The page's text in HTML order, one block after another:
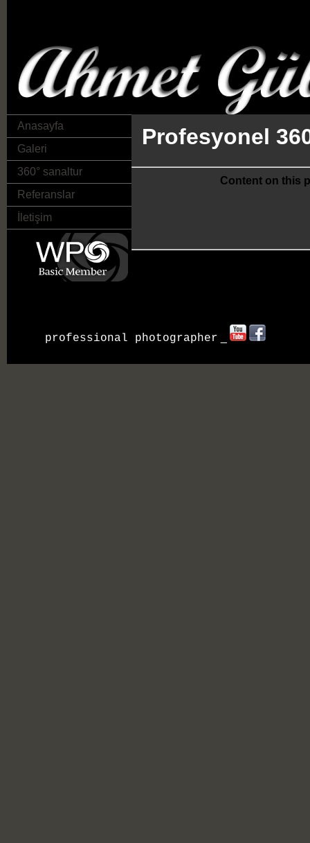
Anasayfa
Galeri
360° sanaltur
Referanslar
İletişim
Profesyonel
Content on this
professional photographer